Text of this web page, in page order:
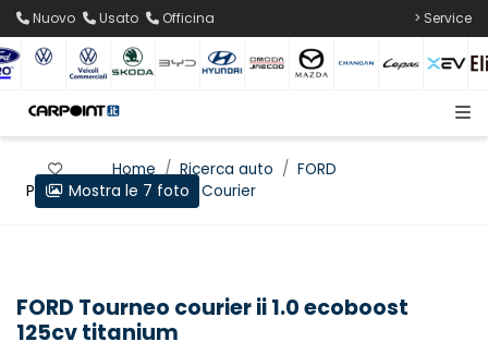
Nuovo Usato Officina > Service
Preferiti
Home Ricerca auto
FORD
Tourneo Courier
Mostra le 7 foto
FORD Tourneo courier ii 1.0 ecoboost
125cv titanium